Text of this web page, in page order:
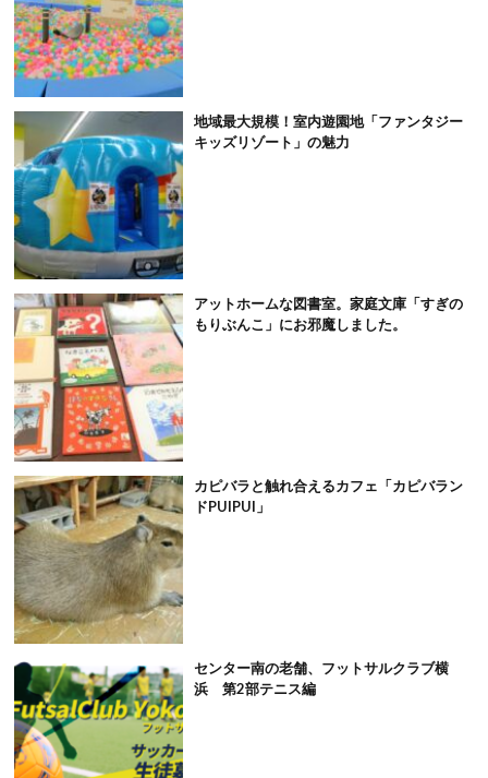
地域最大規模！室内遊園地「ファンタジー
キッズリゾート」の魅力
アットホームな図書室。家庭文庫「すぎの
もりぶんこ」にお邪魔しました。
カピバラと触れ合えるカフェ「カピバラン
ドPUIPUI」
センター南の老舗、フットサルクラブ横
浜 第2部テニス編